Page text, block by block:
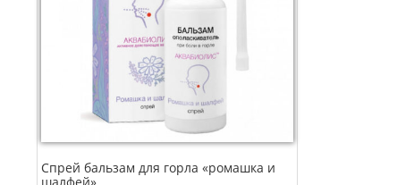
Спрей бальзам для горла «ромашка и